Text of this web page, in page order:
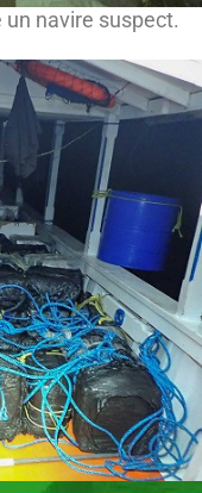
un navire suspect.